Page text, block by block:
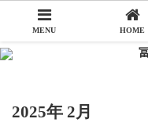
2025年 2月
MENU HOME
冨士トラベル東京について